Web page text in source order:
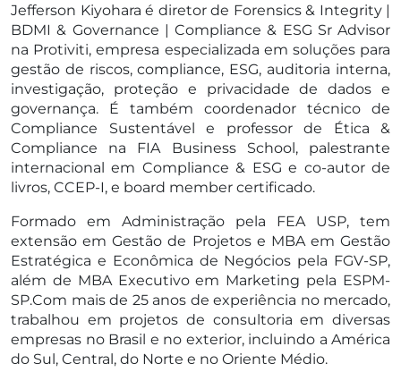
Jefferson Kiyohara é diretor de Forensics & Integrity |
BDMI & Governance | Compliance & ESG Sr Advisor
na Protiviti, empresa especializada em soluções para
gestão de riscos, compliance, ESG, auditoria interna,
investigação, proteção e privacidade de dados e
governança. É também coordenador técnico de
Compliance Sustentável e professor de Ética &
Compliance na FIA Business School, palestrante
internacional em Compliance & ESG e co-autor de
livros, CCEP-I, e board member certificado.
Formado em Administração pela FEA USP, tem
extensão em Gestão de Projetos e MBA em Gestão
Estratégica e Econômica de Negócios pela FGV-SP,
além de MBA Executivo em Marketing pela ESPM-
SP.Com mais de 25 anos de experiência no mercado,
trabalhou em projetos de consultoria em diversas
empresas no Brasil e no exterior, incluindo a América
do Sul, Central, do Norte e no Oriente Médio.